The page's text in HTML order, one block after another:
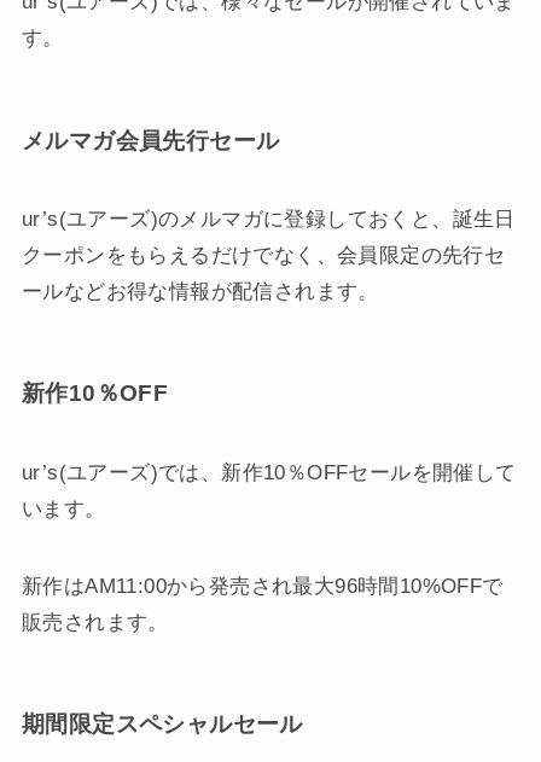
す。
メルマガ会員先行セール
ur’s(ユアーズ)のメルマガに登録しておくと、誕生日
クーポンをもらえるだけでなく、会員限定の先行セ
ールなどお得な情報が配信されます。
新作10％OFF
ur’s(ユアーズ)では、新作10％OFFセールを開催して
います。
新作はAM11:00から発売され最大96時間10%OFFで
販売されます。
期間限定スペシャルセール